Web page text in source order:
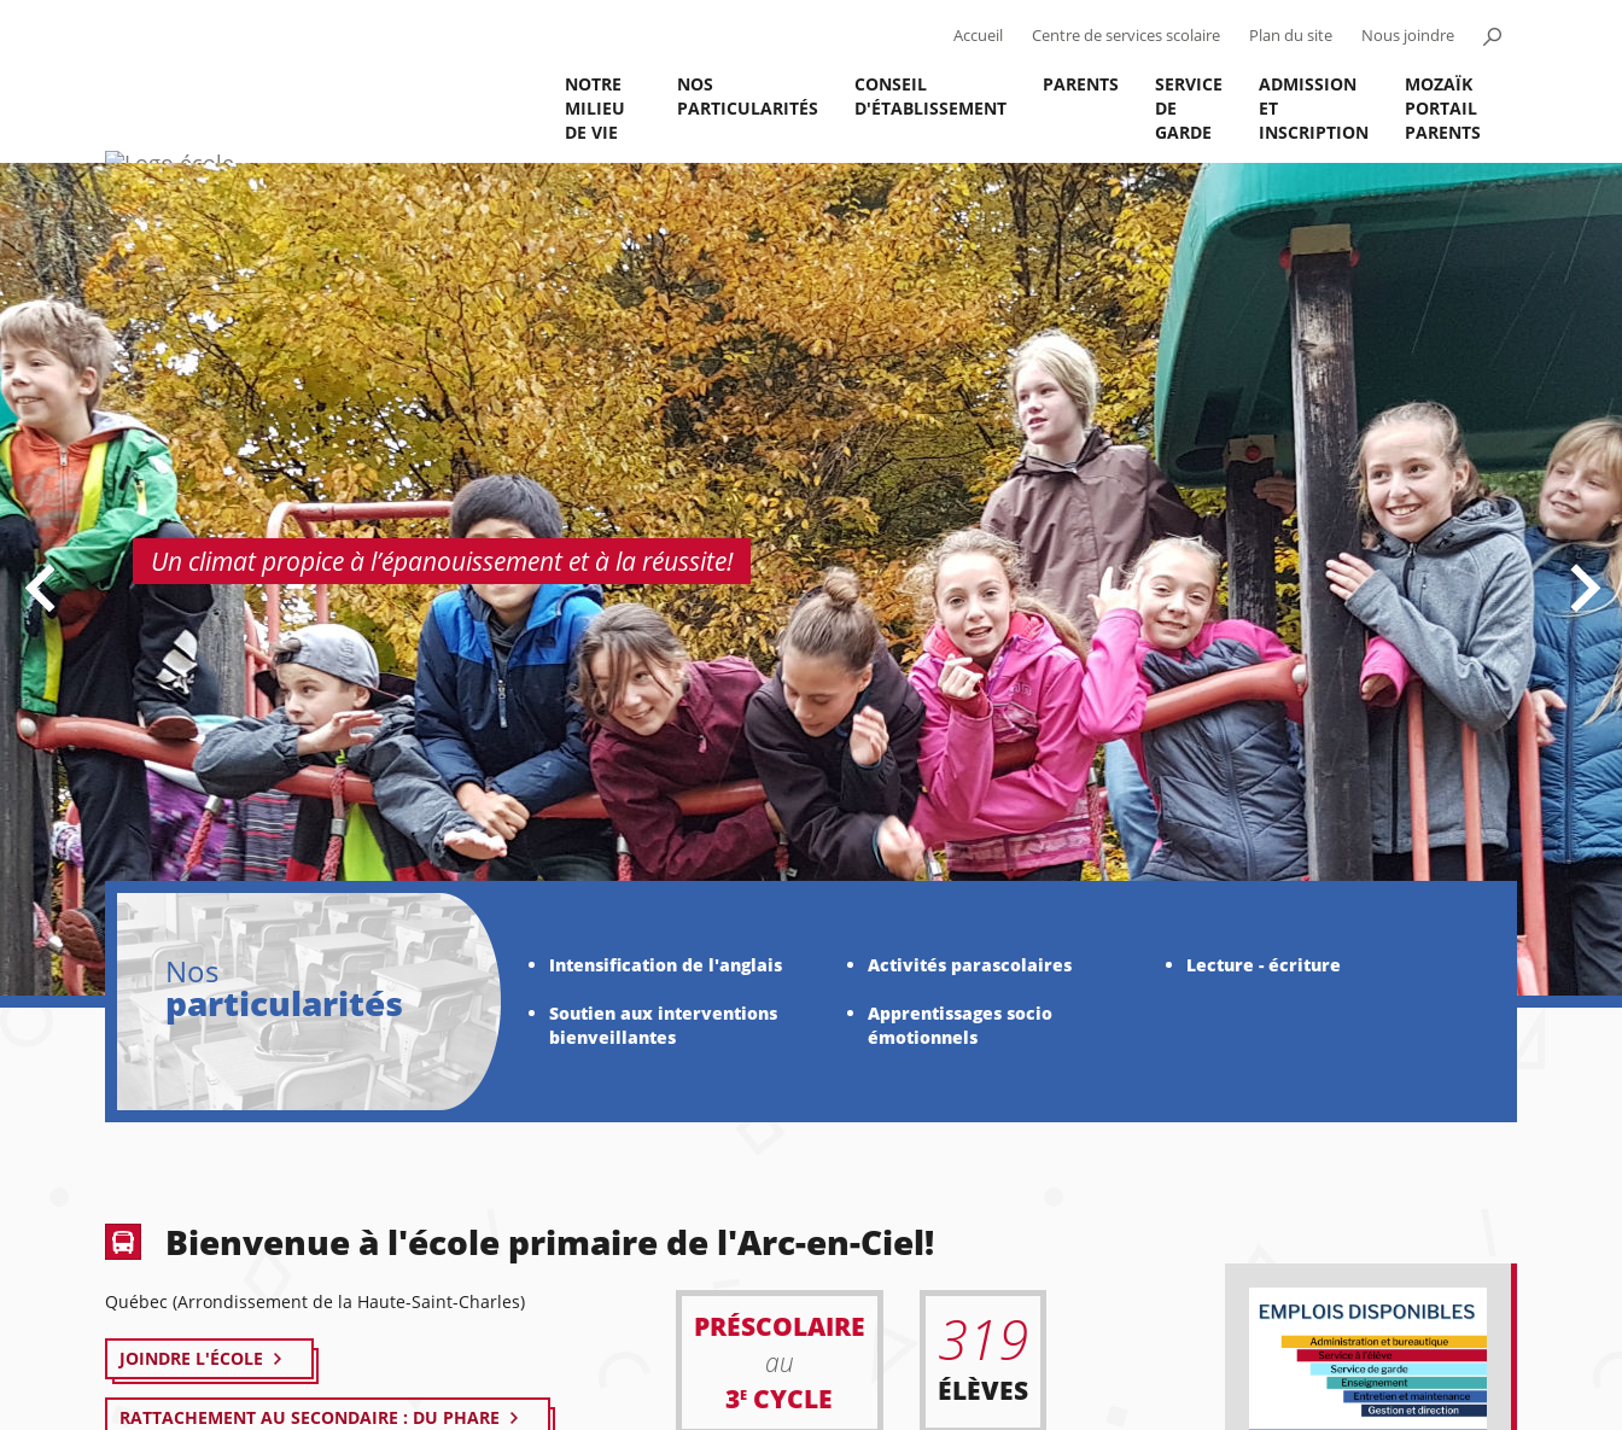
Accueil Centre de services scolaire Plan du site Nous joindre
NOTRE
MILIEU
DE VIE
NOS
PARTICULARITÉS
CONSEIL
D'ÉTABLISSEMENT
PARENTS
SERVICE
DE
GARDE
ADMISSION
ET
INSCRIPTION
MOZAÏK
PORTAIL
PARENTS
Un climat propice à l’épanouissement et à la réussite!
Nos
particularités
Intensification de l'anglais Activités parascolaires Lecture - écriture
Soutien aux interventions
bienveillantes
Apprentissages socio
émotionnels
Bienvenue à l'école primaire de l'Arc-en-Ciel!
Québec (Arrondissement de la Haute-Saint-Charles)
JOINDRE L'ÉCOLE
RATTACHEMENT AU SECONDAIRE : DU PHARE
319
ÉLÈVES
PRÉSCOLAIRE
au
3E CYCLE